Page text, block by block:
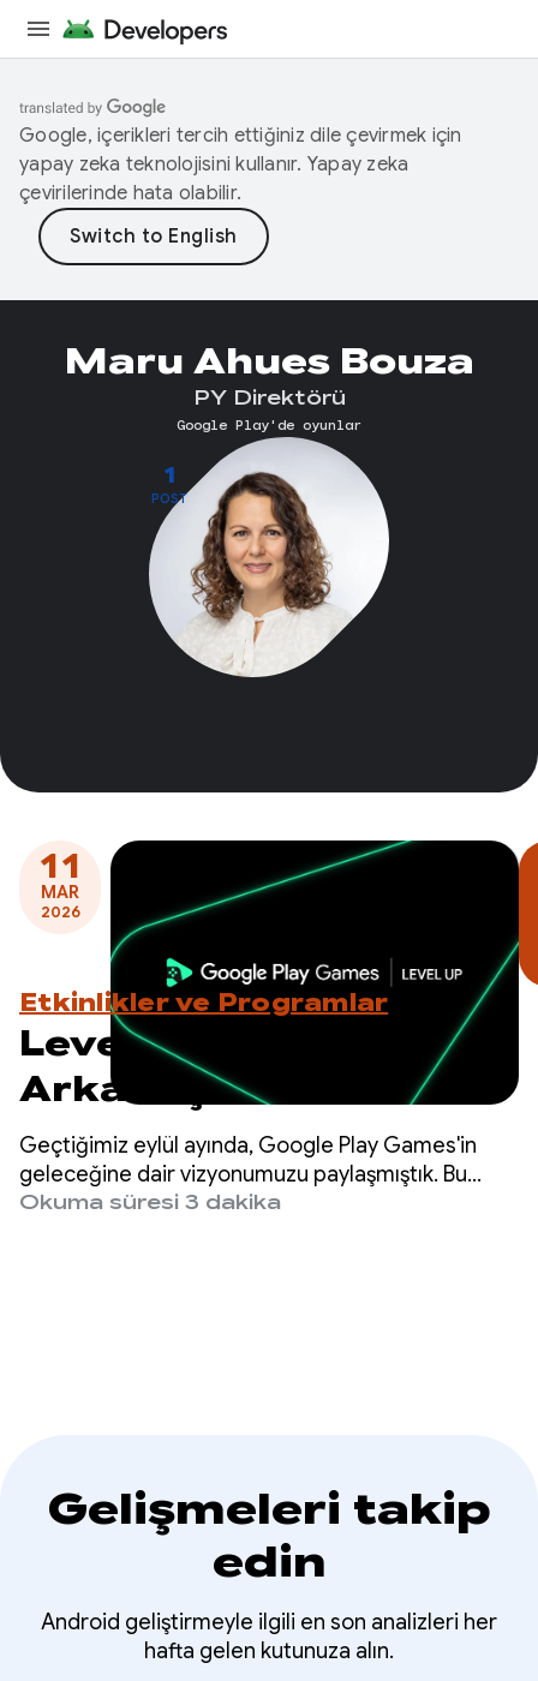
Google, içerikleri tercih ettiğiniz dile çevirmek için
yapay zeka teknolojisini kullanır. Yapay zeka
çevirilerinde hata olabilir.
1
POST
Maru Ahues Bouza
PY Direktörü
Google Play'de oyunlar
11
MAR
2026
Etkinlikler ve Programlar
Level Up: Oyun
Arkadaşı'nı test edin
ve programdaki
yaklaşan dönüm
Geçtiğimiz eylül ayında, Google Play Games'in
geleceğine dair vizyonumuzu paylaşmıştık. Bu
vizyonun temelinde, oyununuzun başarısını
Okuma süresi 3 dakika
Gelişmeleri takip
edin
Android geliştirmeyle ilgili en son analizleri her
hafta gelen kutunuza alın.